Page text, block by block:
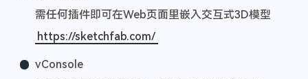
需任何插件即可在Web页面里嵌入交互式3D模型
https://sketchfab.com/
vConsole